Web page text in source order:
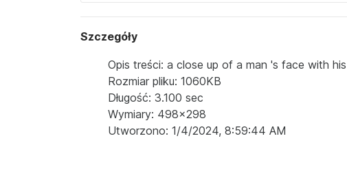
Szczegóły
Opis treści: a close up of a man 's face with
Rozmiar pliku: 1060KB
Długość: 3.100 sec
Wymiary: 498x298
Utworzono: 1/4/2024, 8:59:44 AM